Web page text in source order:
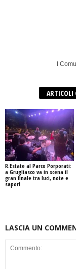
I
ARTICOLI
R.Estate al Parco Porporati:
a Grugliasco va in scena il
gran finale tra luci, note e
sapori
LASCIA UN